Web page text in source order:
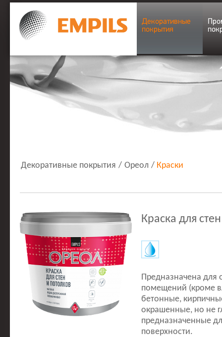
Декоративные
покрытия
Декоративные покрытия / Ореол / Краски
Краска для
Предназначена для
помещений (кроме
бетонные,
окрашенные, но не
предназначенные
поверхности.